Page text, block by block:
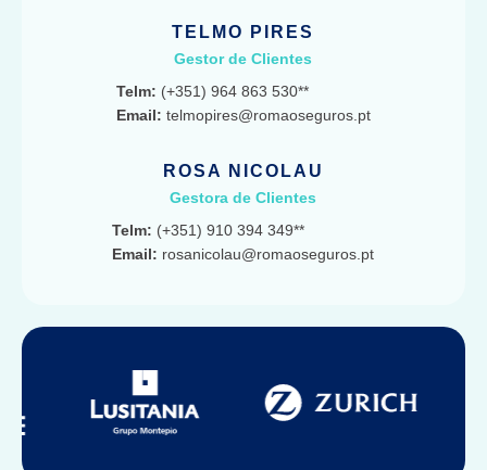
TELMO PIRES
Gestor de Clientes
Telm: (+351) 964 863 530**
Email: telmopires@romaoseguros.pt
ROSA NICOLAU
Gestora de Clientes
Telm: (+351) 910 394 349**
Email: rosanicolau@romaoseguros.pt